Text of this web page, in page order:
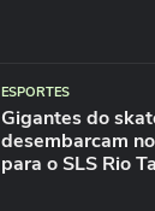
ESPORTES
Gigantes do
desembarcam
para o SLS Rio